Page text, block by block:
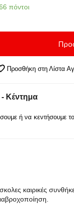
πόντοι
Προσθήκη στη Λίστα
Κέντημα
ή να κεντήσουμε
καιρικές